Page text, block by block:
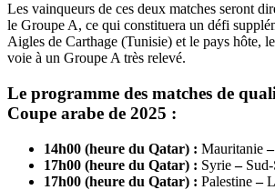
Les vainqueurs de ces deux matches seront
le Groupe A, ce qui constituera un défi
Aigles de Carthage (Tunisie) et le pays hôte,
voie à un Groupe A très relevé.
Le programme des matches de
Coupe arabe de 2025 :
14h00 (heure du Qatar) : Mauritanie–
17h00 (heure du Qatar) : Syrie–Sud-
17h00 (heure du Qatar) : Palestine–